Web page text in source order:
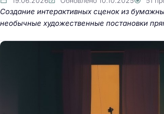
Создание интерактивных сценок из
необычные художественные постановки
Как